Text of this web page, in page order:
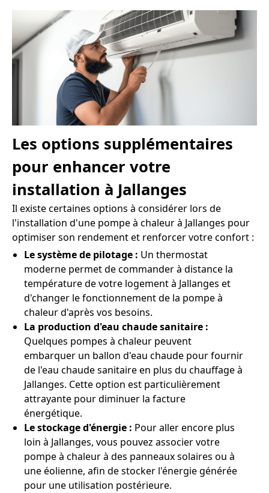
Les options supplémentaires
pour enhancer votre
installation à Jallanges
Il existe certaines options à considérer lors de
l'installation d'une pompe à chaleur à Jallanges pour
optimiser son rendement et renforcer votre confort :
Le système de pilotage : Un thermostat
moderne permet de commander à distance la
température de votre logement à Jallanges et
d'changer le fonctionnement de la pompe à
chaleur d'après vos besoins.
La production d'eau chaude sanitaire :
Quelques pompes à chaleur peuvent
embarquer un ballon d'eau chaude pour fournir
de l'eau chaude sanitaire en plus du chauffage à
Jallanges. Cette option est particulièrement
attrayante pour diminuer la facture
énergétique.
Le stockage d'énergie : Pour aller encore plus
loin à Jallanges, vous pouvez associer votre
pompe à chaleur à des panneaux solaires ou à
une éolienne, afin de stocker l'énergie générée
pour une utilisation postérieure.